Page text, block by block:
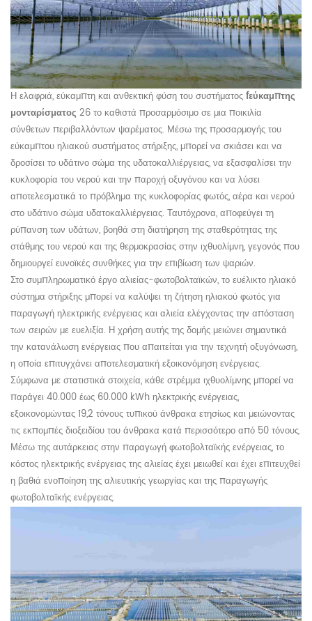
Η ελαφριά, εύκαμπτη και ανθεκτική φύση του συστήματοςfεύκαμπτης
μονταρίσματος 26 το καθιστά προσαρμόσιμο σε μια ποικιλία
σύνθετων περιβαλλόντων ψαρέματος. Μέσω της προσαρμογής του
εύκαμπτου ηλιακού συστήματος στήριξης, μπορεί να σκιάσει και να
δροσίσει το υδάτινο σώμα της υδατοκαλλιέργειας, να εξασφαλίσει την
κυκλοφορία του νερού και την παροχή οξυγόνου και να λύσει
αποτελεσματικά το πρόβλημα της κυκλοφορίας φωτός, αέρα και νερού
στο υδάτινο σώμα υδατοκαλλιέργειας. Ταυτόχρονα, αποφεύγει τη
ρύπανση των υδάτων, βοηθά στη διατήρηση της σταθερότητας της
στάθμης του νερού και της θερμοκρασίας στην ιχθυολίμνη, γεγονός που
δημιουργεί ευνοϊκές συνθήκες για την επιβίωση των ψαριών.
Στο συμπληρωματικό έργο αλιείας-φωτοβολταϊκών, το ευέλικτο ηλιακό
σύστημα στήριξης μπορεί να καλύψει τη ζήτηση ηλιακού φωτός για
παραγωγή ηλεκτρικής ενέργειας και αλιεία ελέγχοντας την απόσταση
των σειρών με ευελιξία. Η χρήση αυτής της δομής μειώνει σημαντικά
την κατανάλωση ενέργειας που απαιτείται για την τεχνητή οξυγόνωση,
η οποία επιτυγχάνει αποτελεσματική εξοικονόμηση ενέργειας.
Σύμφωνα με στατιστικά στοιχεία, κάθε στρέμμα ιχθυολίμνης μπορεί να
παράγει 40.000 έως 60.000 kWh ηλεκτρικής ενέργειας,
εξοικονομώντας 19,2 τόνους τυπικού άνθρακα ετησίως και μειώνοντας
τις εκπομπές διοξειδίου του άνθρακα κατά περισσότερο από 50 τόνους.
Μέσω της αυτάρκειας στην παραγωγή φωτοβολταϊκής ενέργειας, το
κόστος ηλεκτρικής ενέργειας της αλιείας έχει μειωθεί και έχει επιτευχθεί
η βαθιά ενοποίηση της αλιευτικής γεωργίας και της παραγωγής
φωτοβολταϊκής ενέργειας.